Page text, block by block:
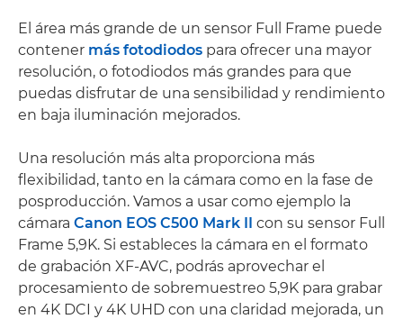
El área más grande de un sensor Full Frame puede
contener más fotodiodos para ofrecer una mayor
resolución, o fotodiodos más grandes para que
puedas disfrutar de una sensibilidad y rendimiento
en baja iluminación mejorados.
Una resolución más alta proporciona más
flexibilidad, tanto en la cámara como en la fase de
posproducción. Vamos a usar como ejemplo la
cámara Canon EOS C500 Mark II con su sensor Full
Frame 5,9K. Si estableces la cámara en el formato
de grabación XF-AVC, podrás aprovechar el
procesamiento de sobremuestreo 5,9K para grabar
en 4K DCI y 4K UHD con una claridad mejorada, un